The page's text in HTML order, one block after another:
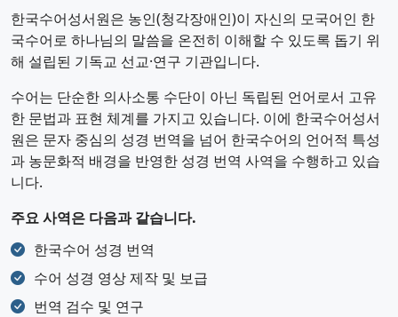
한국수어성서원은 농인(청각장애인)이 자신의 모국어인 한
국수어로 하나님의 말씀을 온전히 이해할 수 있도록 돕기 위
해 설립된 기독교 선교·연구 기관입니다.
수어는 단순한 의사소통 수단이 아닌 독립된 언어로서 고유
한 문법과 표현 체계를 가지고 있습니다. 이에 한국수어성서
원은 문자 중심의 성경 번역을 넘어 한국수어의 언어적 특성
과 농문화적 배경을 반영한 성경 번역 사역을 수행하고 있습
니다.
주요 사역은 다음과 같습니다.
한국수어 성경 번역
수어 성경 영상 제작 및 보급
번역 검수 및 연구